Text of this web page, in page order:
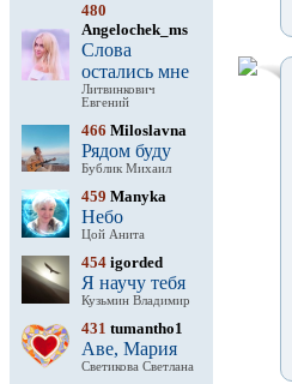
480
Angelochek_ms
Слова
остались мне
Литвинкович
Евгений
466 Miloslavna
Рядом буду
Бублик Михаил
459 Manyka
Небо
Цой Анита
454 igorded
Я научу тебя
Кузьмин Владимир
431 tumantho1
Аве, Мария
Светикова Светлана